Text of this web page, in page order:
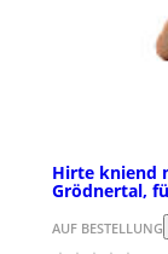
Hirte kniend
Grödnertal,
AUF BESTELLUNG